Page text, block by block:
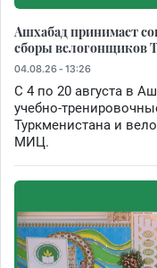
Ашхабад принимает
сборы велогонщиков
04.08.26 - 13:26
С 4 по 20 августа в
учебно-
Туркменистана и
МИЦ.